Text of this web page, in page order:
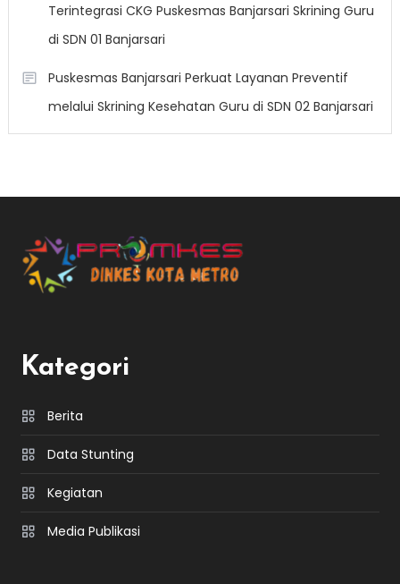
Terintegrasi CKG Puskesmas Banjarsari Skrining Guru
di SDN 01 Banjarsari
Puskesmas Banjarsari Perkuat Layanan Preventif
melalui Skrining Kesehatan Guru di SDN 02 Banjarsari
Kategori
Berita
Data Stunting
Kegiatan
Media Publikasi